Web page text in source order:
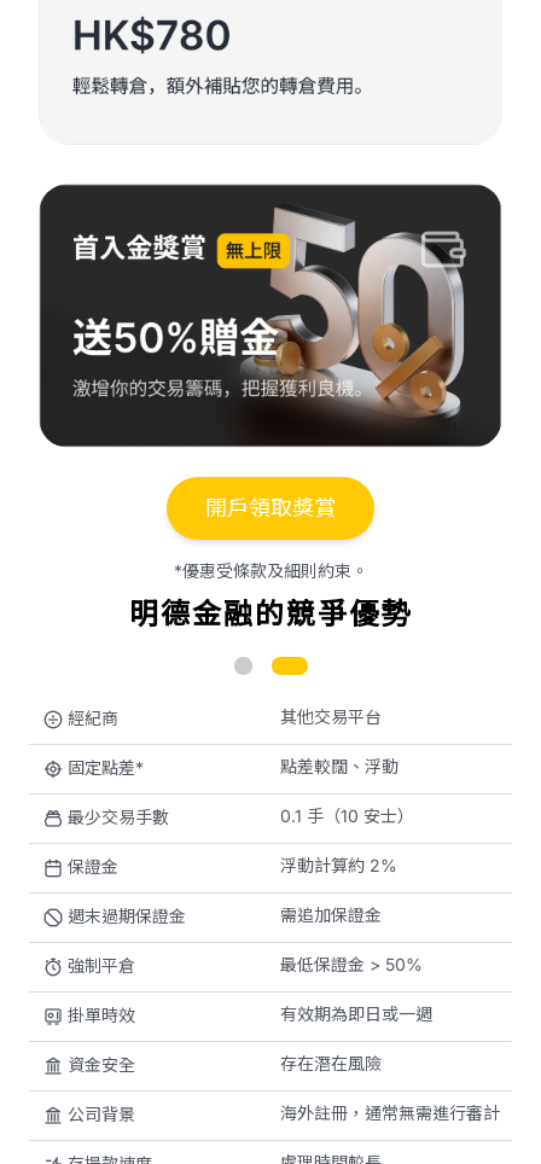
開戶領取獎賞
*優惠受條款及細則約束。
明德金融的競爭優勢
經紀商 其他交易平台
固定點差* 點差較闊、浮動
最少交易手數 0.1 手（10 安士）
保證金 浮動計算約 2%
週末過期保證金 需追加保證金
強制平倉 最低保證金 > 50%
掛單時效 有效期為即日或一週
資金安全 存在潛在風險
公司背景 海外註冊，通常無需進行審計